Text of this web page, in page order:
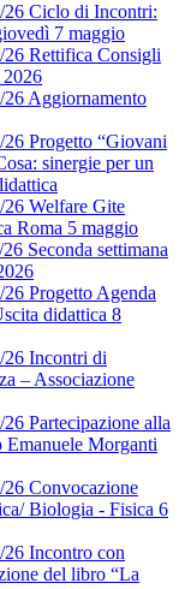
26 Ciclo di Incontri:
7 maggio
26 Rettifica Consigli
26 Aggiornamento
Progetto “Giovani
sinergie per un
26 Welfare Gite
Roma 5 maggio
Seconda settimana
Progetto Agenda
didattica 8
26 Incontri di
– Associazione
Partecipazione alla
Emanuele Morganti
26 Convocazione
Biologia - Fisica 6
26 Incontro con
del libro “La